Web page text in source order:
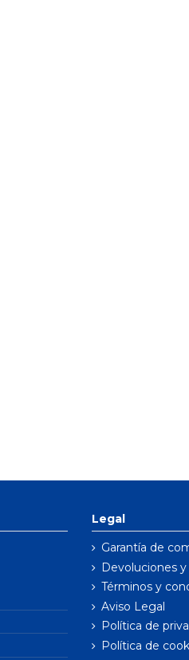
Legal
Garantía de
Devoluciones
Términos y
Aviso Legal
Política de
Política de